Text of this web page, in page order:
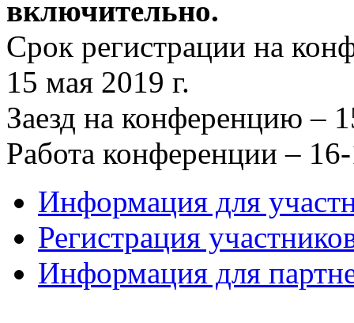
включительно.
Срок регистрации на
15 мая 2019 г.
Заезд на конференцию –
Работа конференции –
Информация для
Регистрация
Информация для